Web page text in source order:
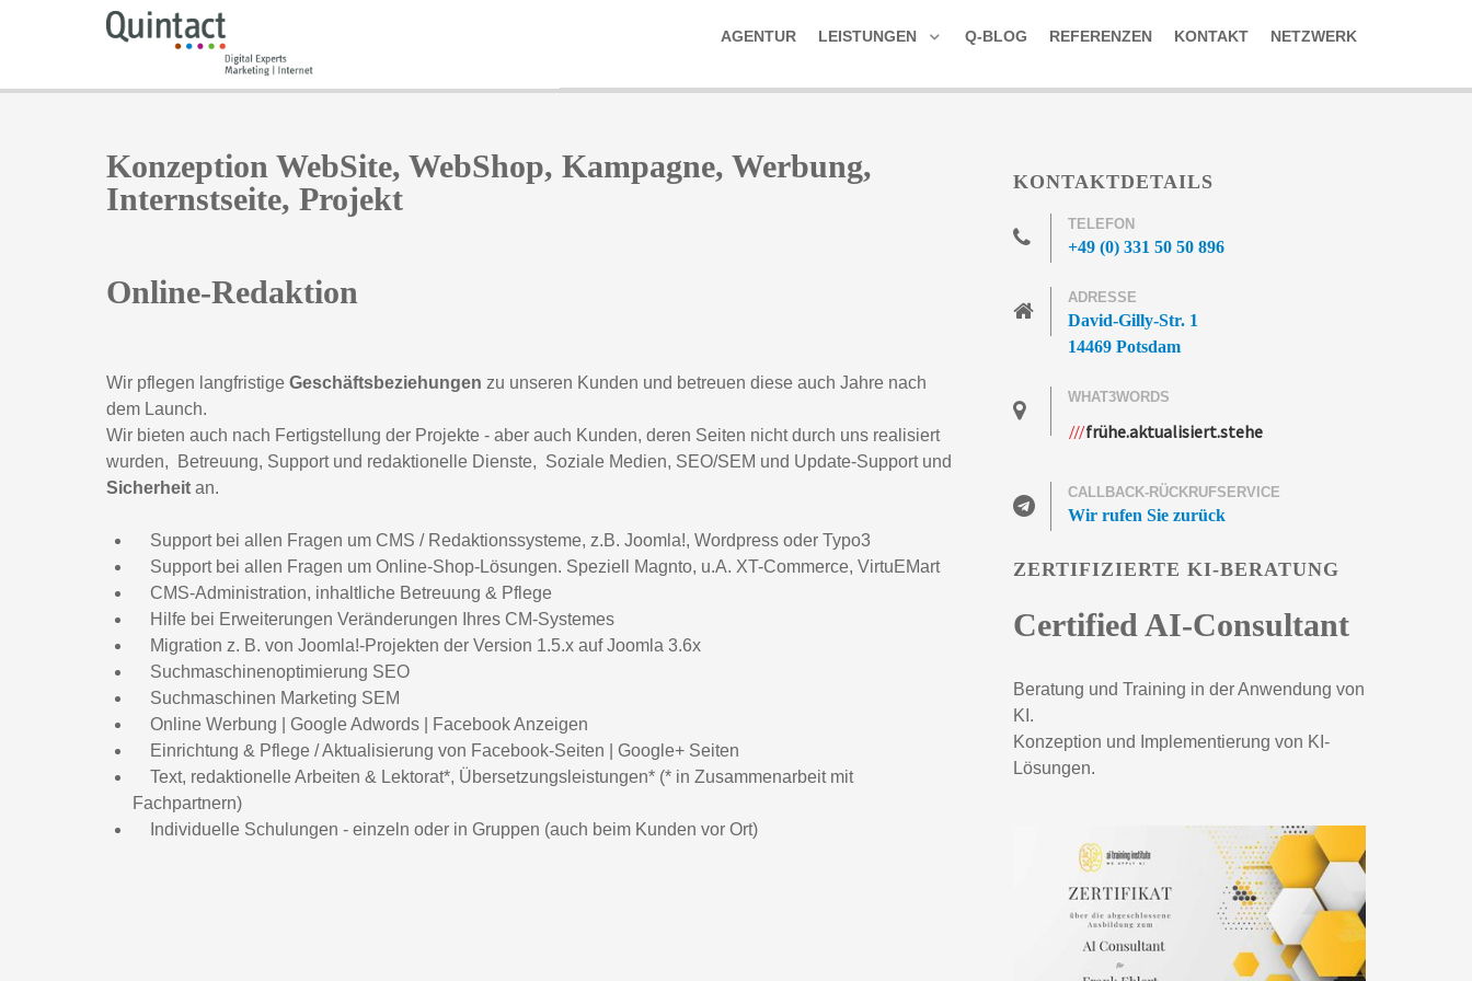
AGENTUR LEISTUNGEN Q-BLOG REFERENZEN KONTAKT NETZWERK
Konzeption WebSite, WebShop, Kampagne, Werbung,
Internstseite, Projekt
Online-Redaktion
Wir pflegen langfristige Geschäftsbeziehungen zu unseren Kunden und betreuen diese auch Jahre nach
dem Launch.
Wir bieten auch nach Fertigstellung der Projekte - aber auch Kunden, deren Seiten nicht durch uns realisiert
wurden, Betreuung, Support und redaktionelle Dienste, Soziale Medien, SEO/SEM und Update-Support und
Sicherheit an.
Support bei allen Fragen um CMS / Redaktionssysteme, z.B. Joomla!, Wordpress oder Typo3
Support bei allen Fragen um Online-Shop-Lösungen. Speziell Magnto, u.A. XT-Commerce, VirtuEMart
CMS-Administration, inhaltliche Betreuung & Pflege
Hilfe bei Erweiterungen Veränderungen Ihres CM-Systemes
Migration z. B. von Joomla!-Projekten der Version 1.5.x auf Joomla 3.6x
Suchmaschinenoptimierung SEO
Suchmaschinen Marketing SEM
Online Werbung | Google Adwords | Facebook Anzeigen
Einrichtung & Pflege / Aktualisierung von Facebook-Seiten | Google+ Seiten
Text, redaktionelle Arbeiten & Lektorat*, Übersetzungsleistungen* (* in Zusammenarbeit mit
Fachpartnern)
Individuelle Schulungen - einzeln oder in Gruppen (auch beim Kunden vor Ort)
KONTAKTDETAILS
TELEFON
+49 (0) 331 50 50 896
ADRESSE
David-Gilly-Str. 1
14469 Potsdam
WHAT3WORDS
frühe.aktualisiert.stehe
CALLBACK-RÜCKRUFSERVICE
Wir rufen Sie zurück
ZERTIFIZIERTE KI-BERATUNG
Certified AI-Consultant
Beratung und Training in der Anwendung von
KI.
Konzeption und Implementierung von KI-
Lösungen.